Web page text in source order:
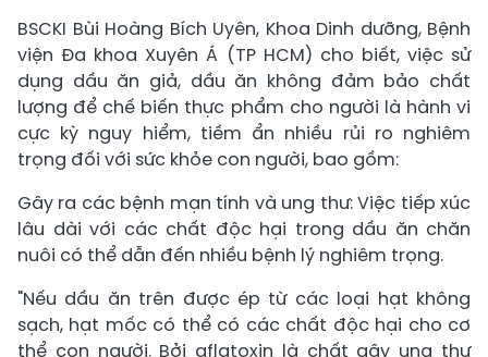
BSCKI Bùi Hoàng Bích Uyên, Khoa Dinh dưỡng, Bệnh
viện Đa khoa Xuyên Á (TP HCM) cho biết, việc sử
dụng dầu ăn giả, dầu ăn không đảm bảo chất
lượng để chế biến thực phẩm cho người là hành vi
cực kỳ nguy hiểm, tiềm ẩn nhiều rủi ro nghiêm
trọng đối với sức khỏe con người, bao gồm:
Gây ra các bệnh mạn tính và ung thư: Việc tiếp xúc
lâu dài với các chất độc hại trong dầu ăn chăn
nuôi có thể dẫn đến nhiều bệnh lý nghiêm trọng.
"Nếu dầu ăn trên được ép từ các loại hạt không
sạch, hạt mốc có thể có các chất độc hại cho cơ
thể con người. Bởi aflatoxin là chất gây ung thư